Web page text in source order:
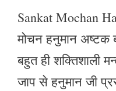
Sankat Mochan
मोचन हनुमान अष्टक
बहुत ही शक्तिशाली
जाप से हनुमान जी